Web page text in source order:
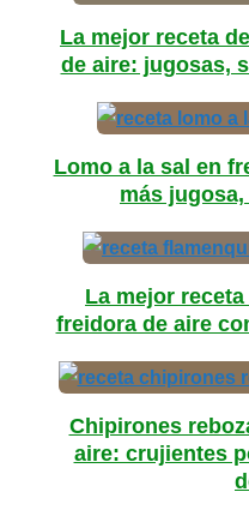
La mejor receta
de aire: jugosas,
Lomo a la sal en
más
La mejor
freidora de aire
Chipirones
aire: crujientes